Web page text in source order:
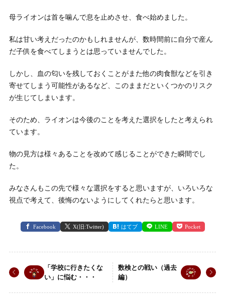
母ライオンは首を噛んで息を止めさせ、食べ始めました。
私は甘い考えだったのかもしれませんが、数時間前に自分で産ん
だ子供を食べてしまうとは思っていませんでした。
しかし、血の匂いを残しておくことがまた他の肉食獣などを引き
寄せてしまう可能性があるなど、このままだといくつかのリスク
が生じてしまいます。
そのため、ライオンは今後のことを考えた選択をしたと考えられ
ています。
物の見方は様々あることを改めて感じることができた瞬間でし
た。
みなさんもこの先で様々な選択をすると思いますが、いろいろな
視点で考えて、後悔のないようにしてくれたらと思います。
Facebook X(旧:Twitter) はてブ LINE Pocket
「学校に行きたくな
い」に悩む・・・
数検との戦い（過去
編）